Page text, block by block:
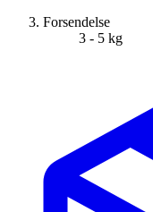
Forsendelse
3 - 5 kg